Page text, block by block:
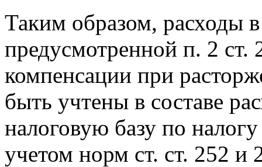
Таким образом, расходы
предусмотренной п. 2 ст.
компенсации при
быть учтены в составе
налоговую базу по
учетом норм ст. ст. 252 и